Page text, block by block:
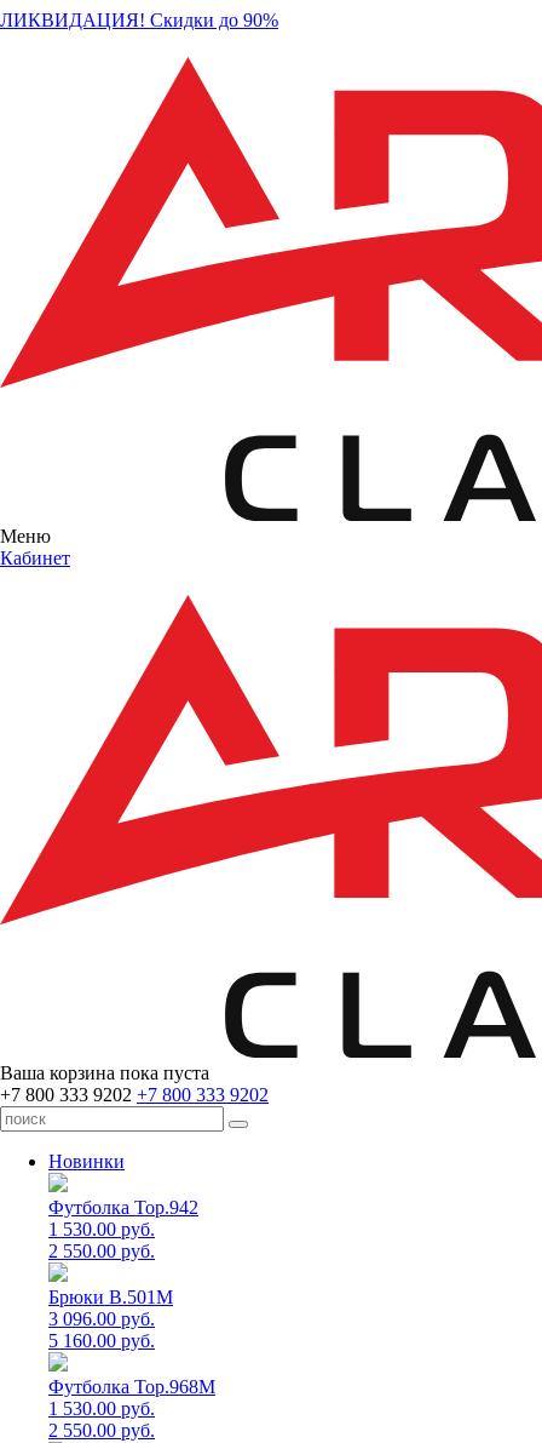
ЛИКВИДАЦИЯ! Скидки до 90%
Меню
Кабинет
Ваша корзина пока пуста
+7 800 333 9202 +7 800 333 9202
Новинки
Футболка Top.942
1 530.00 руб.
2 550.00 руб.
Брюки B.501M
3 096.00 руб.
5 160.00 руб.
Футболка Top.968M
1 530.00 руб.
2 550.00 руб.